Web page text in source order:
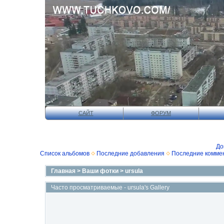
САЙТ ФОРУМ
Список альбомов
Последние добавления Последние
Главная > Ваши фотки > ursula
Часто просматриваемые - ursula's Gallery